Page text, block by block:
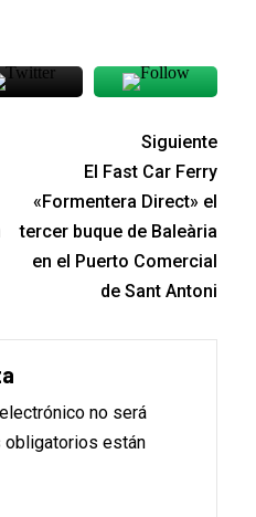
Siguiente
El Fast Car Ferry
«Formentera Direct» el
tercer buque de Baleària
en el Puerto Comercial
de Sant Antoni
no será
obligatorios están